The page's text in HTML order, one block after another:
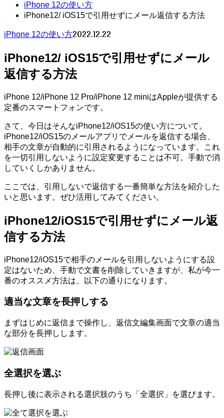
iPhone 12の使い方
iPhone12/ iOS15で引用せずにメール返信する方法
iPhone 12の使い方2022.12.22
iPhone12/ iOS15で引用せずにメール
返信する方法
iPhone 12/iPhone 12 Pro/iPhone 12 miniはAppleが提供する
定番のスマートフォンです。
さて、今日はそんなiPhone12/iOS15の使い方について。
iPhone12/iOS15のメールアプリでメールを返信する場合、
相手の文章が自動的に引用されるようになっています。これ
を一切引用しないように設定変更することは不可。手動で消
していくしかありません。
ここでは、引用しないで返信する一番簡単な方法を紹介した
いと思います。ぜひ活用してみてください。
iPhone12/iOS15で引用せずにメール返
信する方法
iPhone12/iOS15で相手のメールを引用しないようにする設
定はないため、手動で文書を削除していきますが、私が今一
番のオススメ方法は、以下の通りになります。
適当な文章を長押しする
まずはじめに返信まで操作し、返信文編集画面で文章の適当
な部分を長押しします。
全選択を選ぶ
長押し後に表示される選択肢のうち「全選択」を選びます。